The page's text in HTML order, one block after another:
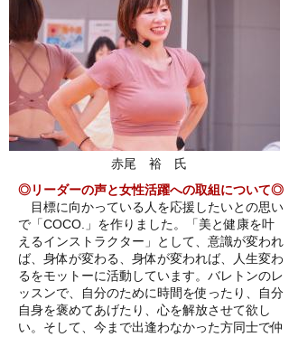
赤尾 裕 氏
◎リーダーの声と女性活躍への取組について◎
目標に向かっている人を応援したいとの思い
で「COCO.」を作りました。「美と健康を叶
えるインストラクター」として、意識が変われ
ば、身体が変わる、身体が変われば、人生変わ
るをモットーに活動しています。バレトンのレ
ッスンで、自分のために時間を使ったり、自分
自身を褒めてあげたり、心を解放させて欲し
い。そして、今まで出逢わなかった方同士で仲